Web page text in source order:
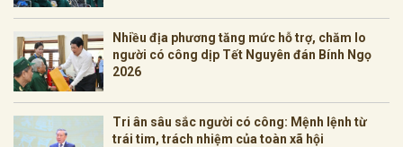
Nhiều địa phương tăng mức hỗ trợ, chăm lo
người có công dịp Tết Nguyên đán Bính Ngọ
2026
Tri ân sâu sắc người có công: Mệnh lệnh từ
trái tim, trách nhiệm của toàn xã hội